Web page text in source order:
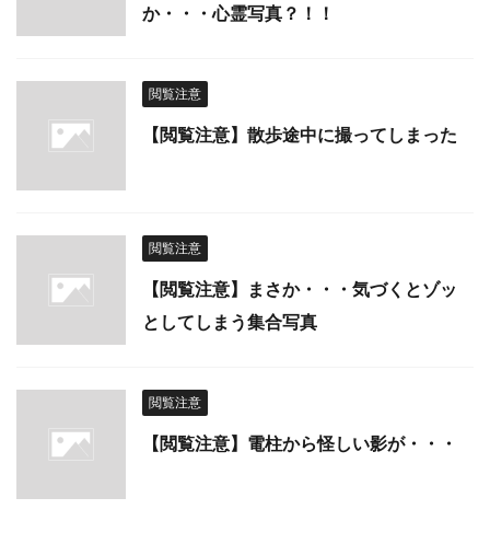
か・・・心霊写真？！！
閲覧注意
【閲覧注意】散歩途中に撮ってしまった
閲覧注意
【閲覧注意】まさか・・・気づくとゾッ
としてしまう集合写真
閲覧注意
【閲覧注意】電柱から怪しい影が・・・